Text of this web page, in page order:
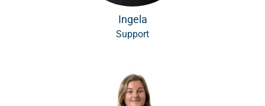
Ingela
Support